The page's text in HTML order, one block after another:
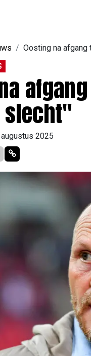
Oosting na
slecht"
2025
op Twitter
Delen via Mail
Delen via link